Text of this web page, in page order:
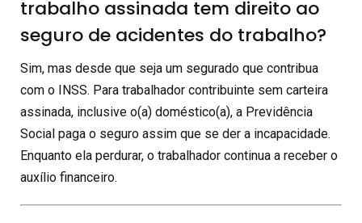
trabalho assinada tem direito ao
seguro de acidentes do trabalho?
Sim, mas desde que seja um segurado que contribua
com o INSS. Para trabalhador contribuinte sem carteira
assinada, inclusive o(a) doméstico(a), a Previdência
Social paga o seguro assim que se der a incapacidade.
Enquanto ela perdurar, o trabalhador continua a receber o
auxílio financeiro.